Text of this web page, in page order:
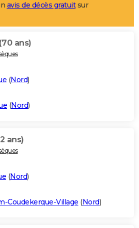
avis de décès gratuitsur
(70 ans)
(Nord)
(Nord)
ans)
(Nord)
Coudekerque-Village (Nord)